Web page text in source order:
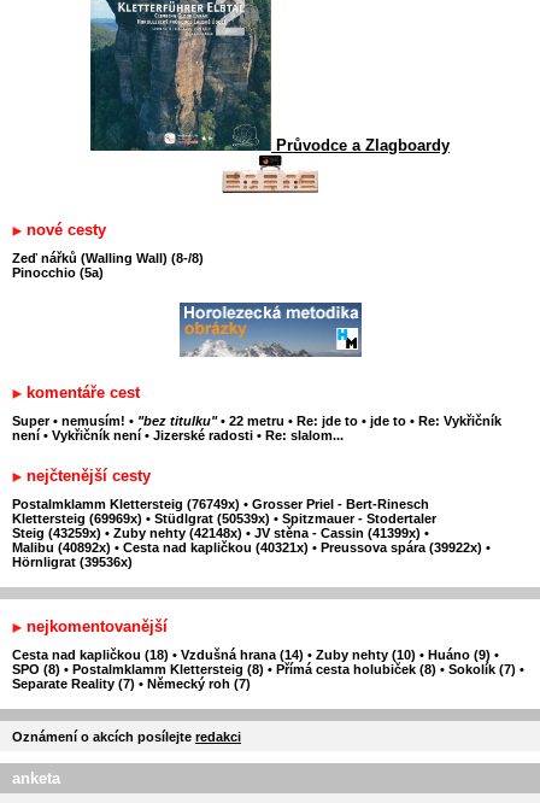
Průvodce a Zlagboardy
nové cesty
Zeď nářků (Walling Wall) (8-/8)
Pinocchio (5a)
komentáře cest
Super • nemusím! • "bez titulku" • 22 metru • Re: jde to • jde to • Re: Vykřičník
není • Vykřičník není • Jizerské radosti • Re: slalom...
nejčtenější cesty
Postalmklamm Klettersteig (76749x) • Grosser Priel - Bert-Rinesch
Klettersteig (69969x) • Stüdlgrat (50539x) • Spitzmauer - Stodertaler
Steig (43259x) • Zuby nehty (42148x) • JV stěna - Cassin (41399x) •
Malibu (40892x) • Cesta nad kapličkou (40321x) • Preussova spára (39922x) •
Hörnligrat (39536x)
nejkomentovanější
Cesta nad kapličkou (18) • Vzdušná hrana (14) • Zuby nehty (10) • Huáno (9) •
SPO (8) • Postalmklamm Klettersteig (8) • Přímá cesta holubiček (8) • Sokolík (7) •
Separate Reality (7) • Německý roh (7)
Oznámení o akcích posílejte redakci
anketa